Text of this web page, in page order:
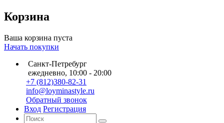
Корзина
Ваша корзина пуста
Начать покупки
Санкт-Петребург
ежедневно, 10:00 - 20:00
+7 (812)380-82-31
info@loyminastyle.ru
Обратный звонок
Вход Регистрация